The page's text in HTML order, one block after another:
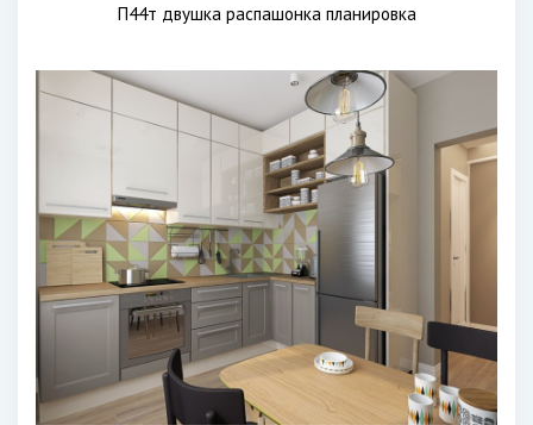
П44т двушка распашонка планировка